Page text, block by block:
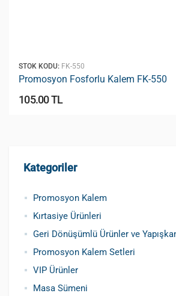
Kategoriler
Promosyon Kalem
Promosyon Metal Kalem
Promosyon Roller Kalem
Promosyon Dokunmatik Kalem
Promosyon Plastik Kalem
Geri Dönüşümlü ve Tohumlu
Promosyon Fosforlu Kalem
Kursun Kalemler
Kırtasiye Ürünleri
Geri Dönüşümlü Ürünler ve
Promosyon Kalem Setleri
VIP Ürünler
Masa Sümeni
STOK KODU: FK-550
Promosyon Fosforlu Kalem FK-550
105.00 TL